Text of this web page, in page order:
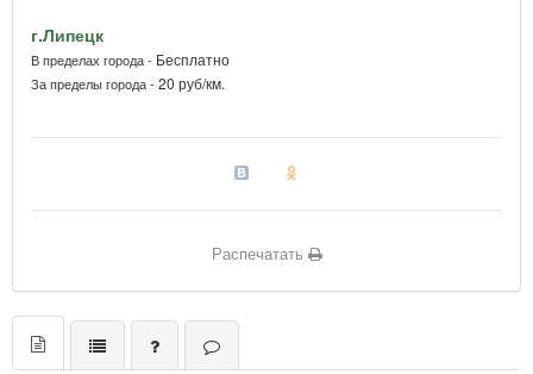
г.Липецк
В пределах города - Бесплатно
За пределы города - 20 руб/км.
Распечатать